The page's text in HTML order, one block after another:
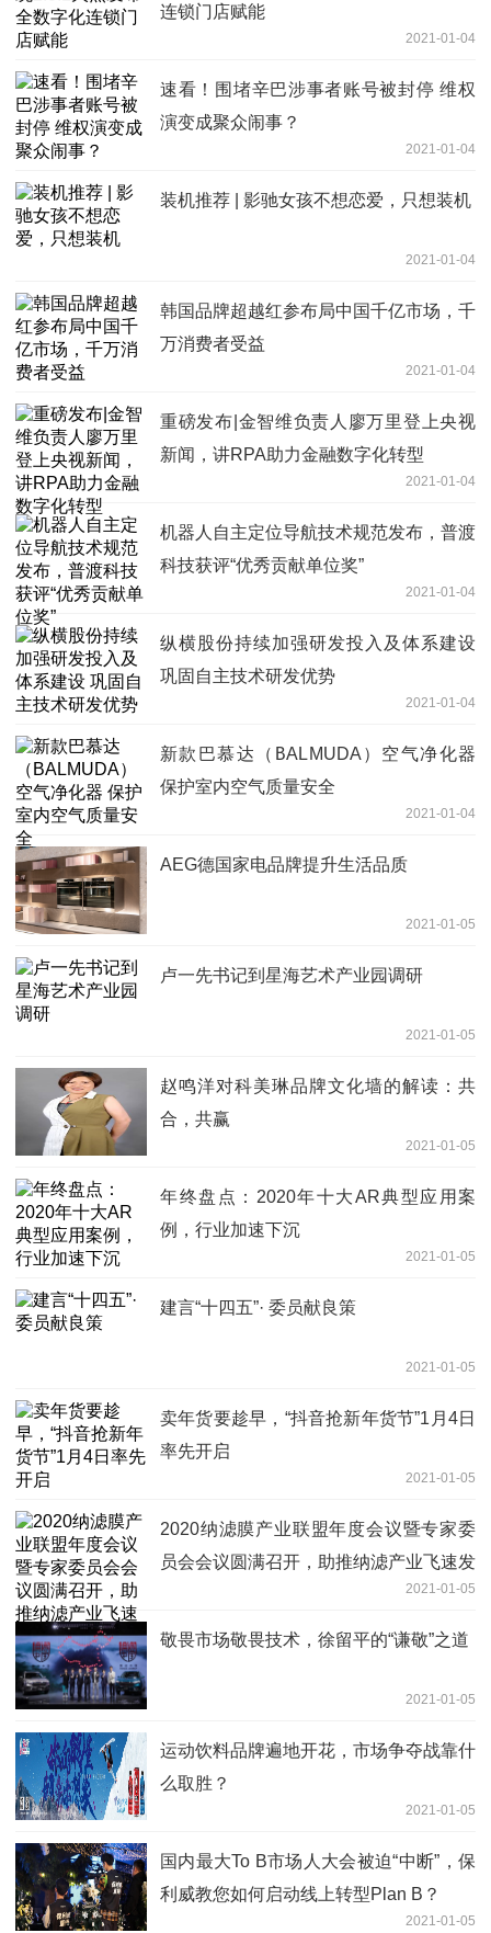
连锁门店赋能
2021-01-04
速看！围堵辛巴涉事者账号被封停 维权
演变成聚众闹事？
2021-01-04
装机推荐 | 影驰女孩不想恋爱，只想装机
2021-01-04
韩国品牌超越红参布局中国千亿市场，千
万消费者受益
2021-01-04
重磅发布|金智维负责人廖万里登上央视
新闻，讲RPA助力金融数字化转型
2021-01-04
机器人自主定位导航技术规范发布，普渡
科技获评“优秀贡献单位奖”
2021-01-04
纵横股份持续加强研发投入及体系建设
巩固自主技术研发优势
2021-01-04
新款巴慕达（BALMUDA）空气净化器
保护室内空气质量安全
2021-01-04
AEG德国家电品牌提升生活品质
2021-01-05
卢一先书记到星海艺术产业园调研
2021-01-05
赵鸣洋对科美琳品牌文化墙的解读：共
合，共赢
2021-01-05
年终盘点：2020年十大AR典型应用案
例，行业加速下沉
2021-01-05
建言“十四五”· 委员献良策
2021-01-05
卖年货要趁早，“抖音抢新年货节”1月4日
率先开启
2021-01-05
2020纳滤膜产业联盟年度会议暨专家委
员会会议圆满召开，助推纳滤产业飞速发
2021-01-05
敬畏市场敬畏技术，徐留平的“谦敬”之道
2021-01-05
运动饮料品牌遍地开花，市场争夺战靠什
么取胜？
2021-01-05
国内最大To B市场人大会被迫“中断”，保
利威教您如何启动线上转型Plan B？
2021-01-05